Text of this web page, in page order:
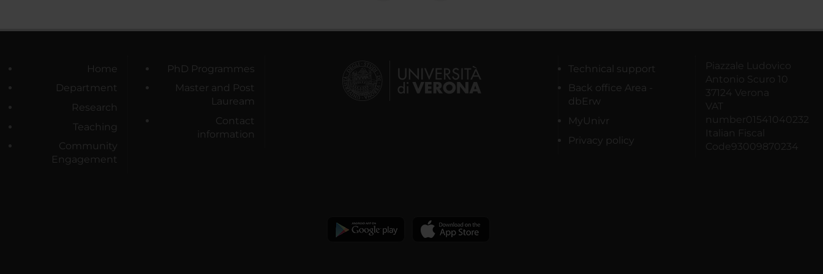
Home
Department
Research
Teaching
Community
Engagement
PhD Programmes
Master and Post
Lauream
Contact
information
Technical support
Back office Area -
dbErw
MyUnivr
Privacy policy
Piazzale Ludovico
Antonio Scuro 10
37124 Verona
VAT
number01541040232
Italian Fiscal
Code93009870234